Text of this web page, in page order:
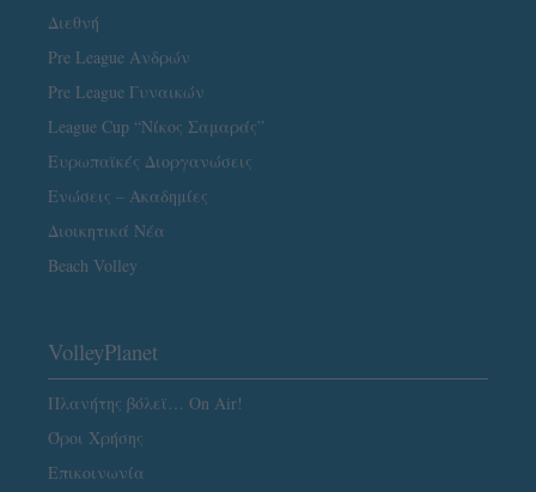
Διεθνή
Pre League Ανδρών
Pre League Γυναικών
League Cup “Νίκος Σαμαράς”
Ευρωπαϊκές Διοργανώσεις
Ενώσεις – Ακαδημίες
Διοικητικά Νέα
Beach Volley
VolleyPlanet
Πλανήτης βόλεϊ… On Air!
Όροι Χρήσης
Επικοινωνία